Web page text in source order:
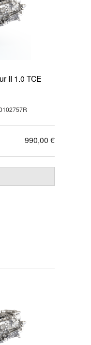
II 1.0 TCE
990,00 €